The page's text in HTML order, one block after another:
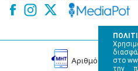
στο
την
Αρɩθμός